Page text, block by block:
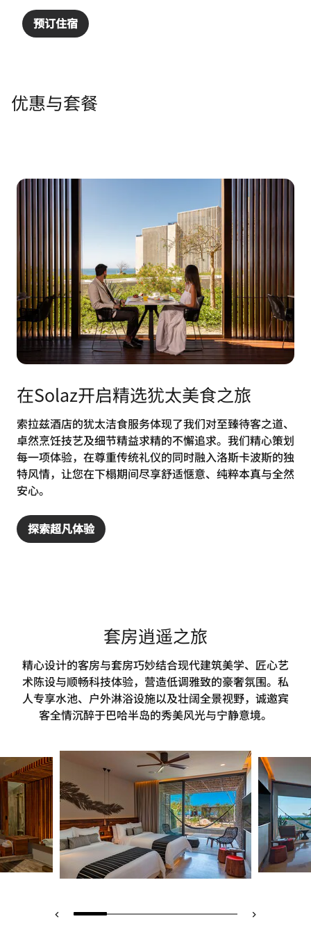
预订住宿
优惠与套餐
在Solaz开启精选犹太美食之旅
索拉兹酒店的犹太洁食服务体现了我们对至臻待客之道、
卓然烹饪技艺及细节精益求精的不懈追求。我们精心策划
每一项体验，在尊重传统礼仪的同时融入洛斯卡波斯的独
特风情，让您在下榻期间尽享舒适惬意、纯粹本真与全然
安心。
探索超凡体验
套房逍遥之旅
精心设计的客房与套房巧妙结合现代建筑美学、匠心艺
术陈设与顺畅科技体验，营造低调雅致的豪奢氛围。私
人专享水池、户外淋浴设施以及壮阔全景视野，诚邀宾
客全情沉醉于巴哈半岛的秀美风光与宁静意境。